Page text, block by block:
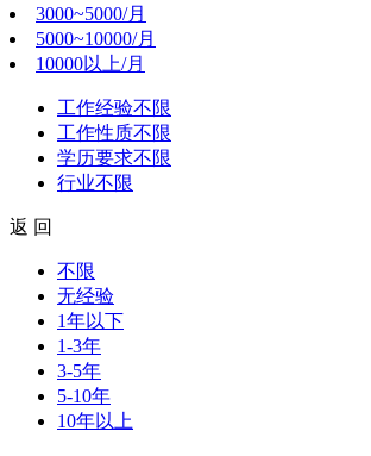
3000~5000/月
5000~10000/月
10000以上/月
工作经验不限
工作性质不限
学历要求不限
行业不限
返 回
不限
无经验
1年以下
1-3年
3-5年
5-10年
10年以上